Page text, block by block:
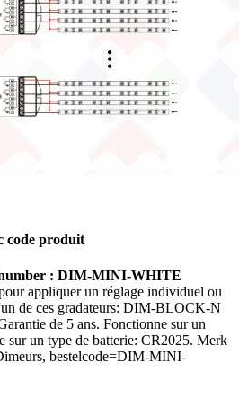
code produit
: DIM-MINI-WHITE
appliquer un réglage individuel ou
de ces gradateurs: DIM-BLOCK-N
de 5 ans. Fonctionne sur un
sur un type de batterie: CR2025. Merk
bestelcode=DIM-MINI-